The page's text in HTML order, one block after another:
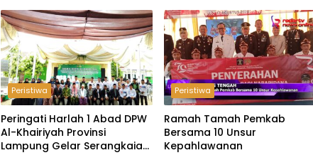
Peristiwa
Peringati Harlah 1 Abad DPW
Al-Khairiyah Provinsi
Lampung Gelar Serangkaian
Peristiwa
Ramah Tamah Pemkab
Bersama 10 Unsur
Kepahlawanan